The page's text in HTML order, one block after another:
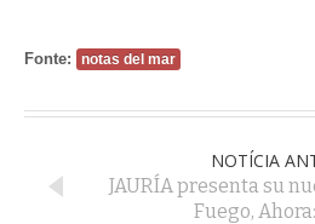
Fonte: notas del mar
NOTÍCIA
JAURÍA presenta su
Fuego,